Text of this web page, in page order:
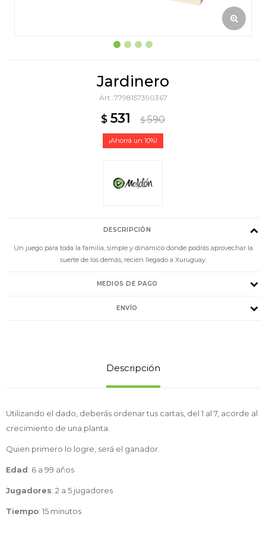
Jardinero
7798157390367
$ 531 $ 590
10
DESCRIPCIÓN
Un juego para toda la familia, simple y dinámico donde podrás aprovechar la
suerte de los demás, recién llegado a Xuruguay.
MEDIOS DE PAGO
ENVÍO
Descripción
Utilizando el dado, deberás ordenar tus cartas, del 1 al 7, acorde al
crecimiento de una planta.
Quien primero lo logre, será el ganador.
Edad: 6 a 99 años
Jugadores: 2 a 5 jugadores
Tiempo: 15 minutos